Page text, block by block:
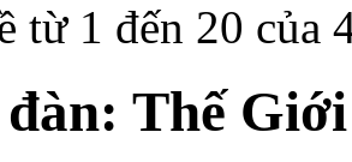
từ 1 đến 20 của
Thế